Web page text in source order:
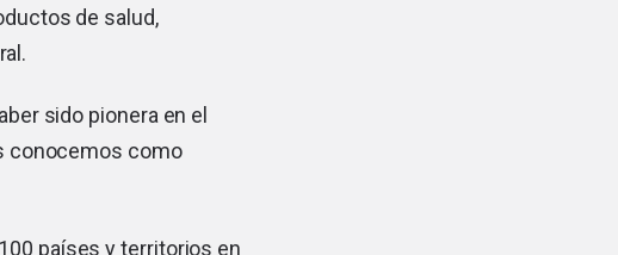
de salud,
sido pionera en el
conocemos como
países y territorios en